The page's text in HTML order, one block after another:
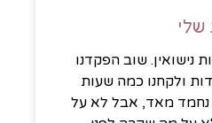
נישואין. שוב הפקדנו
ולקחנו כמה שעות
נחמד מאד, אבל לא על